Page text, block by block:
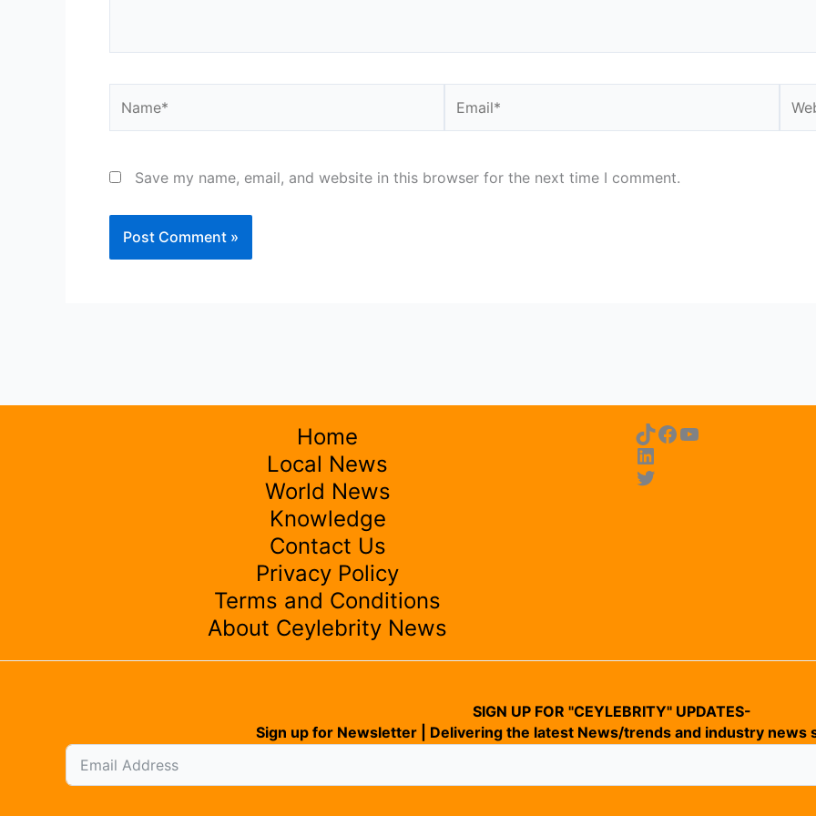
Save my name, email, and website in this browser for the next time I comment.
Home
Local News
World News
Knowledge
Contact Us
Privacy Policy
Terms and Conditions
About Ceylebrity News
SIGN UP FOR "CEYLEBRITY" UPDATES-
Sign up for Newsletter | Delivering the latest News/trends and industry news